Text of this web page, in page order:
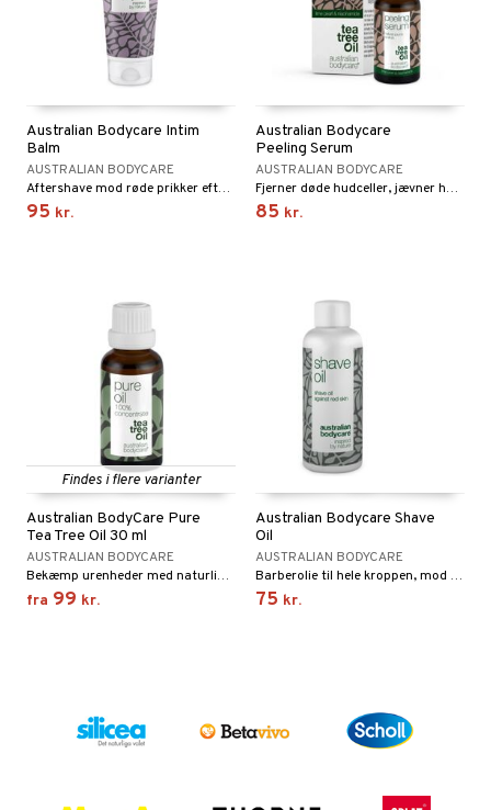
Australian Bodycare Intim
Balm
AUSTRALIAN BODYCARE
Aftershave mod røde prikker efter intimbarbering, indgroede hår og udslæt efter barbering af kønsbehåring.
95 kr.
Australian Bodycare
Peeling Serum
AUSTRALIAN BODYCARE
Fjerner døde hudceller, jævner hudtonen og giver glød. Indeholder Lime Pearl, Niacinamid og Allantoin.
85 kr.
Findes i flere varianter
Australian BodyCare Pure
Tea Tree Oil 30 ml
AUSTRALIAN BODYCARE
Bekæmp urenheder med naturlig Tea Tree-olie af høj farmaceutisk kvalitet
fra 99 kr.
Australian Bodycare Shave
Oil
AUSTRALIAN BODYCARE
Barberolie til hele kroppen, mod irritation, rødme og røde prikker efter barbering
75 kr.